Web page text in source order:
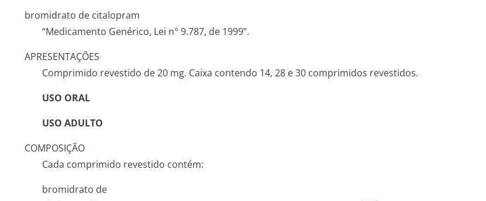
bromidrato de citalopram
“Medicamento Genérico, Lei n° 9.787, de 1999”.
APRESENTAÇÕES
Comprimido revestido de 20 mg. Caixa contendo 14, 28 e 30 comprimidos revestidos.
USO ORAL
USO ADULTO
COMPOSIÇÃO
Cada comprimido revestido contém:
bromidrato de